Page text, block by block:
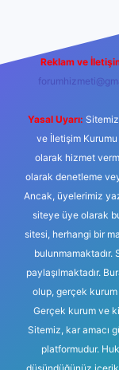
Reklam ve
Yasal Uyarı:
ve İletişim Kurumu
olarak hizmet
olarak denetleme
Ancak, üyelerimiz
siteye üye olarak
sitesi, herhangi bir
bulunmamaktadır.
paylaşılmaktadır.
olup, gerçek kurum
Gerçek kurum ve
Sitemiz, kar amacı
platformudur.